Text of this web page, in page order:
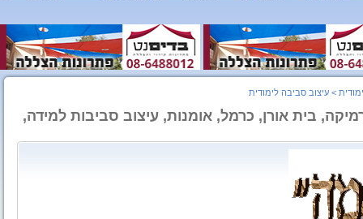
> עיצוב סביבה לימודית
בית אורן, כרמל, אומנות, עיצוב סביבות למידה,